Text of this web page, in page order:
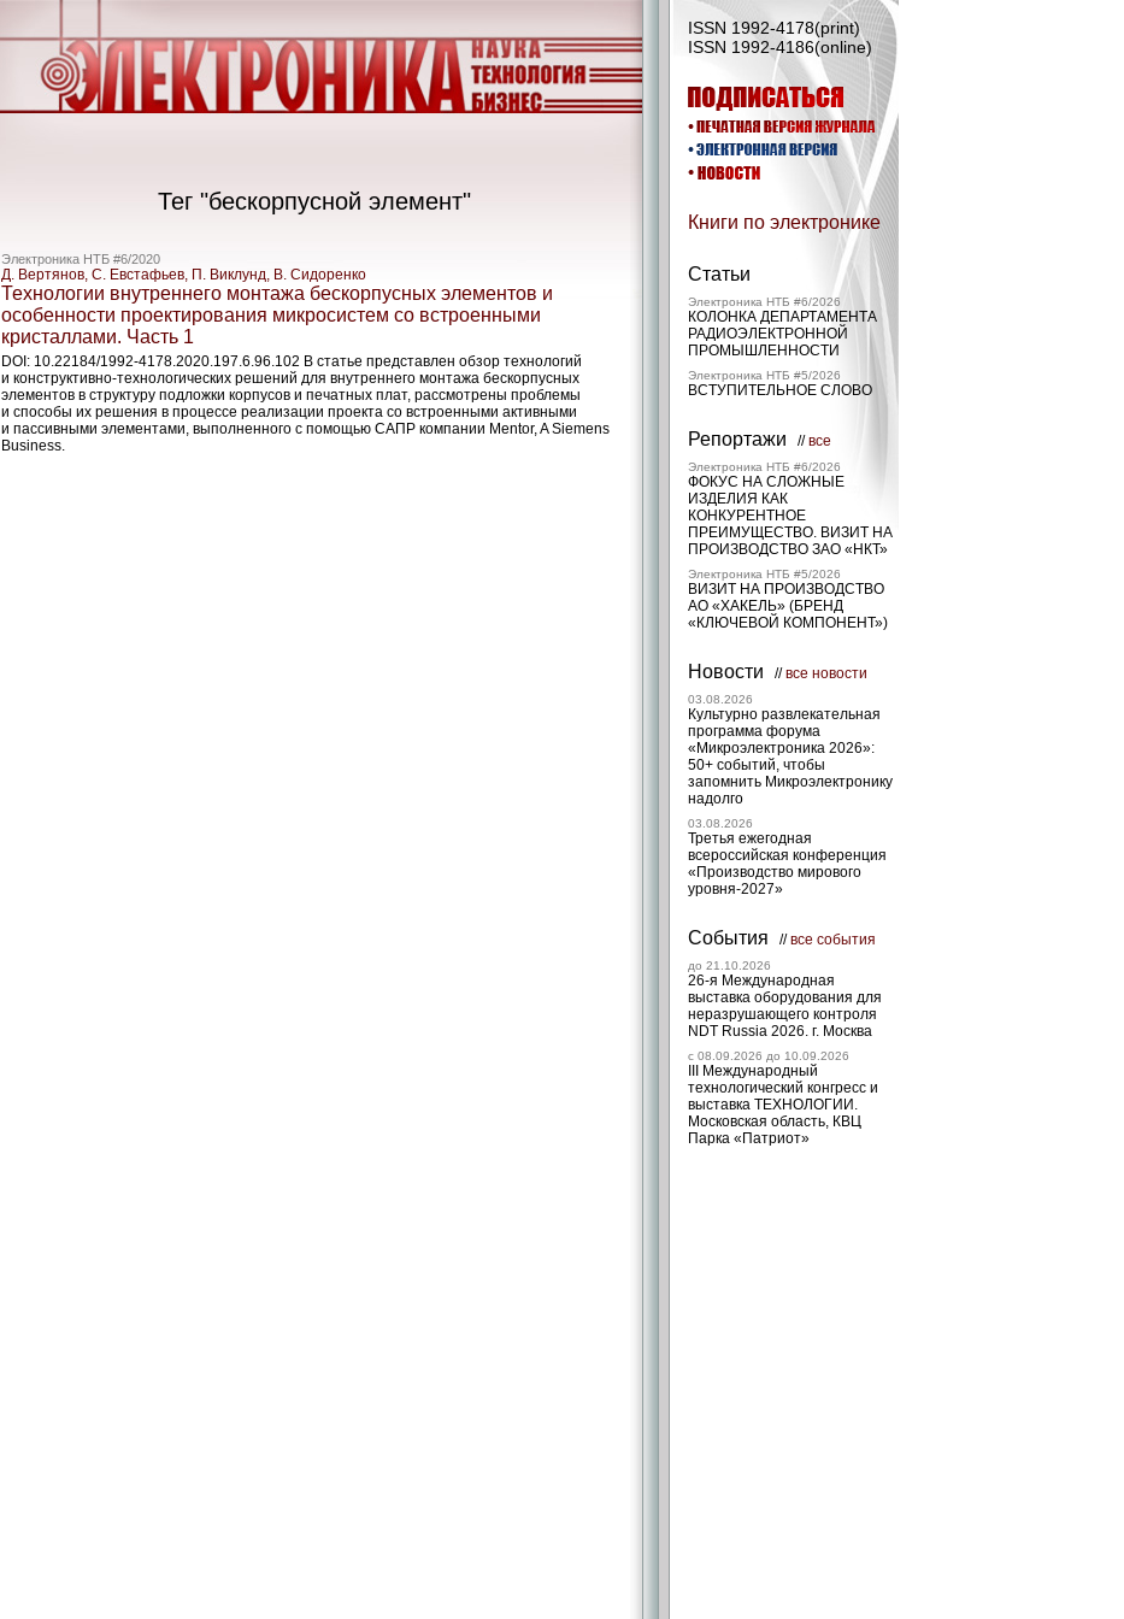
ISSN 1992-4178(print)
ISSN 1992-4186(online)
Книги по электронике
Статьи
Электроника НТБ #6/2026
КОЛОНКА ДЕПАРТАМЕНТА
РАДИОЭЛЕКТРОННОЙ
ПРОМЫШЛЕННОСТИ
Электроника НТБ #5/2026
ВСТУПИТЕЛЬНОЕ СЛОВО
Репортажи //все
Электроника НТБ #6/2026
ФОКУС НА СЛОЖНЫЕ
ИЗДЕЛИЯ КАК
КОНКУРЕНТНОЕ
ПРЕИМУЩЕСТВО. ВИЗИТ НА
ПРОИЗВОДСТВО ЗАО «НКТ»
Электроника НТБ #5/2026
ВИЗИТ НА ПРОИЗВОДСТВО
АО «ХАКЕЛЬ» (БРЕНД
«КЛЮЧЕВОЙ КОМПОНЕНТ»)
Новости //все новости
03.08.2026
Культурно развлекательная
программа форума
«Микроэлектроника 2026»:
50+ событий, чтобы
запомнить Микроэлектронику
надолго
03.08.2026
Третья ежегодная
всероссийская конференция
«Производство мирового
уровня-2027»
События //все события
до 21.10.2026
26-я Международная
выставка оборудования для
неразрушающего контроля
NDT Russia 2026. г. Москва
c 08.09.2026 до 10.09.2026
III Международный
технологический конгресс и
выставка ТЕХНОЛОГИИ.
Московская область, КВЦ
Парка «Патриот»
Тег "бескорпусной элемент"
Электроника НТБ #6/2020
Д. Вертянов, С. Евстафьев, П. Виклунд, В. Сидоренко
Технологии внутреннего монтажа бескорпусных элементов и
особенности проектирования микросистем со встроенными
кристаллами. Часть 1
DOI: 10.22184/1992-4178.2020.197.6.96.102 В статье представлен обзор технологий
и конструктивно-­технологических решений для внутреннего монтажа бескорпусных
элементов в структуру подложки корпусов и печатных плат, рассмотрены проблемы
и способы их решения в процессе реализации проекта со встроенными активными
и пассивными элементами, выполненного с помощью САПР компании Mentor, A Siemens
Business.